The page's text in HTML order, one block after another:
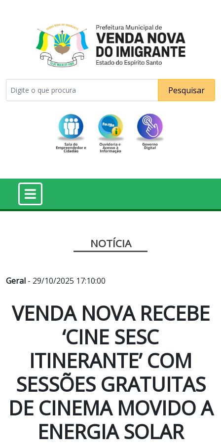
Pesquisar
NOTÍCIA
Geral - 29/10/2025 17:10:00
VENDA NOVA RECEBE
‘CINE SESC
ITINERANTE’ COM
SESSÕES GRATUITAS
DE CINEMA MOVIDO A
ENERGIA SOLAR